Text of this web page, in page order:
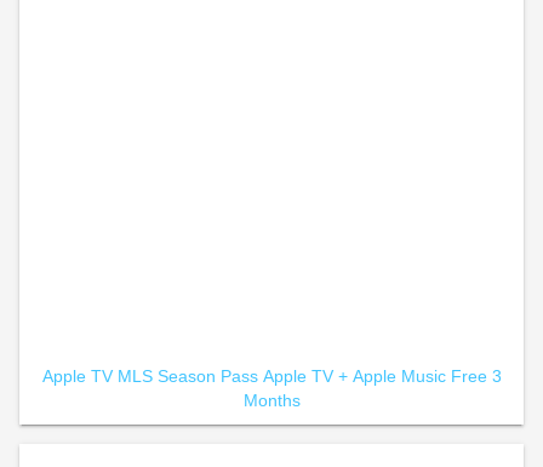
Apple TV MLS Season Pass Apple TV + Apple Music Free 3
Months